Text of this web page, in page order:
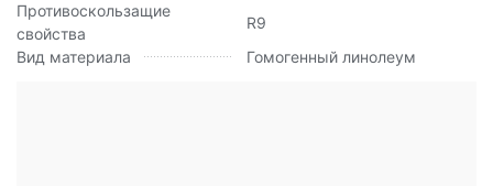
Противоскользащие
свойства
R9
Вид материала
Гомогенный линолеум